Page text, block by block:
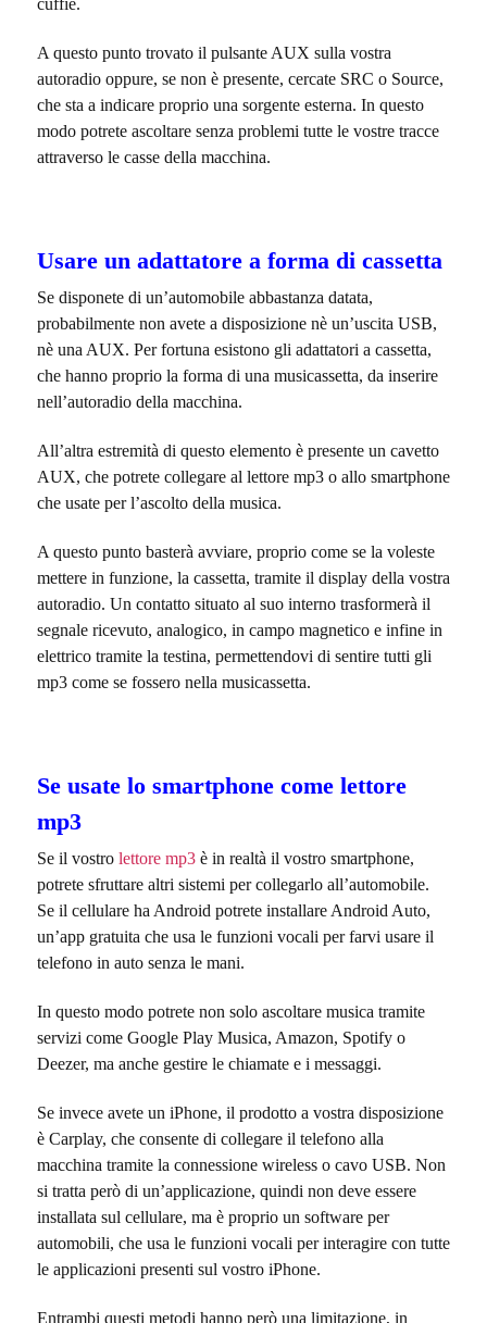
A questo punto trovato il pulsante AUX sulla vostra
autoradio oppure, se non è presente, cercate SRC o Source,
che sta a indicare proprio una sorgente esterna. In questo
modo potrete ascoltare senza problemi tutte le vostre tracce
attraverso le casse della macchina.
Usare un adattatore a forma di cassetta
Se disponete di un’automobile abbastanza datata,
probabilmente non avete a disposizione nè un’uscita USB,
nè una AUX. Per fortuna esistono gli adattatori a cassetta,
che hanno proprio la forma di una musicassetta, da inserire
nell’autoradio della macchina.
All’altra estremità di questo elemento è presente un cavetto
AUX, che potrete collegare al lettore mp3 o allo smartphone
che usate per l’ascolto della musica.
A questo punto basterà avviare, proprio come se la voleste
mettere in funzione, la cassetta, tramite il display della vostra
autoradio. Un contatto situato al suo interno trasformerà il
segnale ricevuto, analogico, in campo magnetico e infine in
elettrico tramite la testina, permettendovi di sentire tutti gli
mp3 come se fossero nella musicassetta.
Se usate lo smartphone come lettore
mp3
Se il vostro lettore mp3è in realtà il vostro smartphone,
potrete sfruttare altri sistemi per collegarlo all’automobile.
Se il cellulare ha Android potrete installare Android Auto,
un’app gratuita che usa le funzioni vocali per farvi usare il
telefono in auto senza le mani.
In questo modo potrete non solo ascoltare musica tramite
servizi come Google Play Musica, Amazon, Spotify o
Deezer, ma anche gestire le chiamate e i messaggi.
Se invece avete un iPhone, il prodotto a vostra disposizione
è Carplay, che consente di collegare il telefono alla
macchina tramite la connessione wireless o cavo USB. Non
si tratta però di un’applicazione, quindi non deve essere
installata sul cellulare, ma è proprio un software per
automobili, che usa le funzioni vocali per interagire con tutte
le applicazioni presenti sul vostro iPhone.
Entrambi questi metodi hanno però una limitazione, in